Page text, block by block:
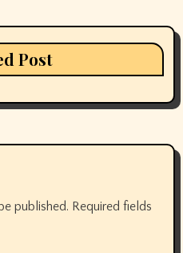
Post
published. Required fields